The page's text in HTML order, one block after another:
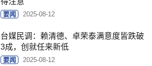
要闻 2025-08-12
台媒民调：赖清德、卓荣泰满意度皆跌破
3成，创就任来新低
要闻 2025-08-12